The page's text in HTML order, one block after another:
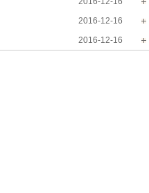
2016-12-16
2016-12-16